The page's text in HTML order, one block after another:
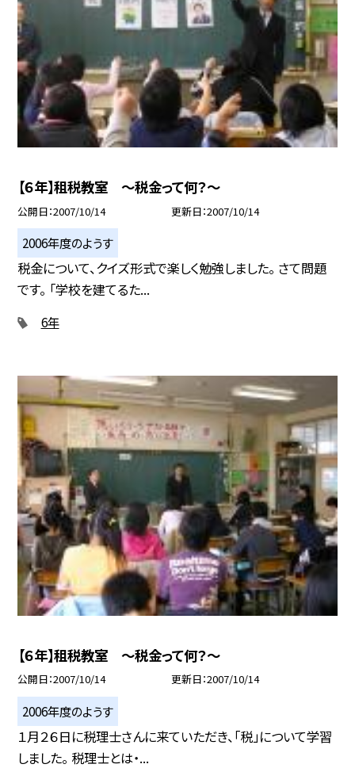
【６年】租税教室 〜税金って何？〜
公開日 2007/10/14 更新日 2007/10/14
2006年度のようす
税金について、クイズ形式で楽しく勉強しました。 さて問題
です。 「学校を建てるた...
6年
【６年】租税教室 〜税金って何？〜
公開日 2007/10/14 更新日 2007/10/14
2006年度のようす
１月２６日に税理士さんに来ていただき、「税」について学習
しました。 税理士とは・...